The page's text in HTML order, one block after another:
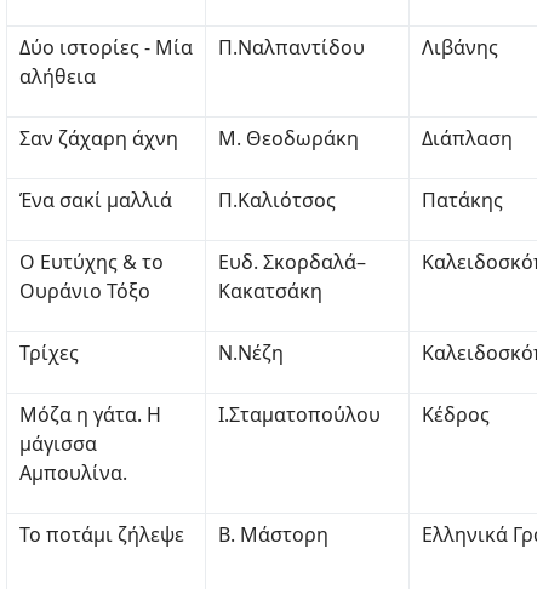
Δύο ιστορίες - Μία
αλήθεια
Π.Ναλπαντίδου Λιβάνης
Σαν ζάχαρη άχνη Μ. Θεοδωράκη Διάπλαση
Ένα σακί μαλλιά Π.Καλιότσος Πατάκης
Ο Ευτύχης & το
Ουράνιο Τόξο
Ευδ. Σκορδαλά–
Κακατσάκη
Τρίχες Ν.Νέζη
Μόζα η γάτα. Η
μάγισσα
Αμπουλίνα.
Ι.Σταματοπούλου Κέδρος
Το ποτάμι ζήλεψε Β. Μάστορη Ελληνικά